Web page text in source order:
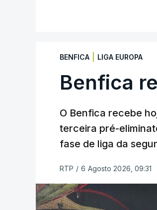
BENFICA LIGA EUROPA
Benfica
O Benfica recebe
terceira pré-
fase de liga da
RTP / 6 Agosto 2026, 09:31